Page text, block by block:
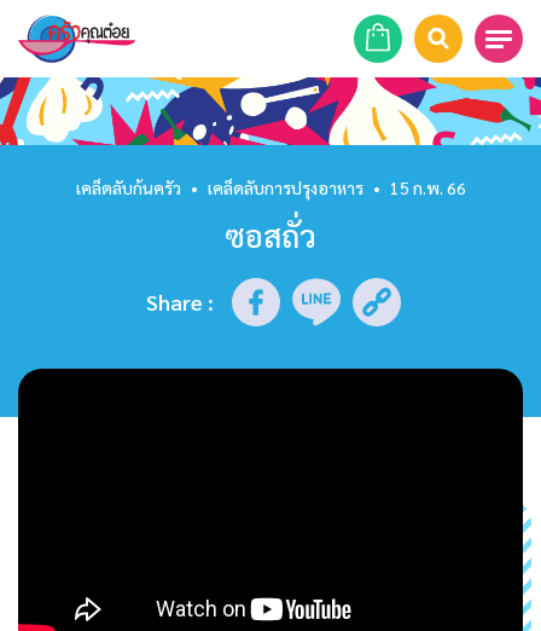
หน้าแรก
สูตรอาหาร
รายการย้อนหลัง
เคล็ดลับก้นครัว • เคล็ดลับการปรุงอาหาร • 15 ก.พ. 66
ซอสถั่ว
Share :